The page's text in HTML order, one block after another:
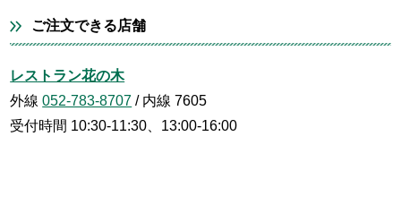
ご注文できる店舗
レストラン花の木
外線052-783-8707 / 内線 7605
受付時間 10:30-11:30、13:00-16:00